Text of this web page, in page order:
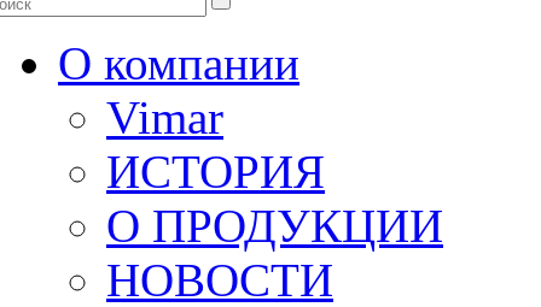
О компании
Vimar
ИСТОРИЯ
О ПРОДУКЦИИ
НОВОСТИ